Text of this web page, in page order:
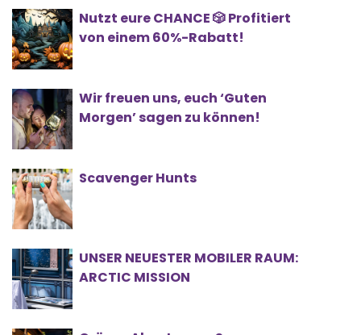
Nutzt eure CHANCE 🎲 Profitiert
von einem 60%-Rabatt!
Wir freuen uns, euch ‘Guten
Morgen’ sagen zu können!
Scavenger Hunts
UNSER NEUESTER MOBILER RAUM:
ARCTIC MISSION